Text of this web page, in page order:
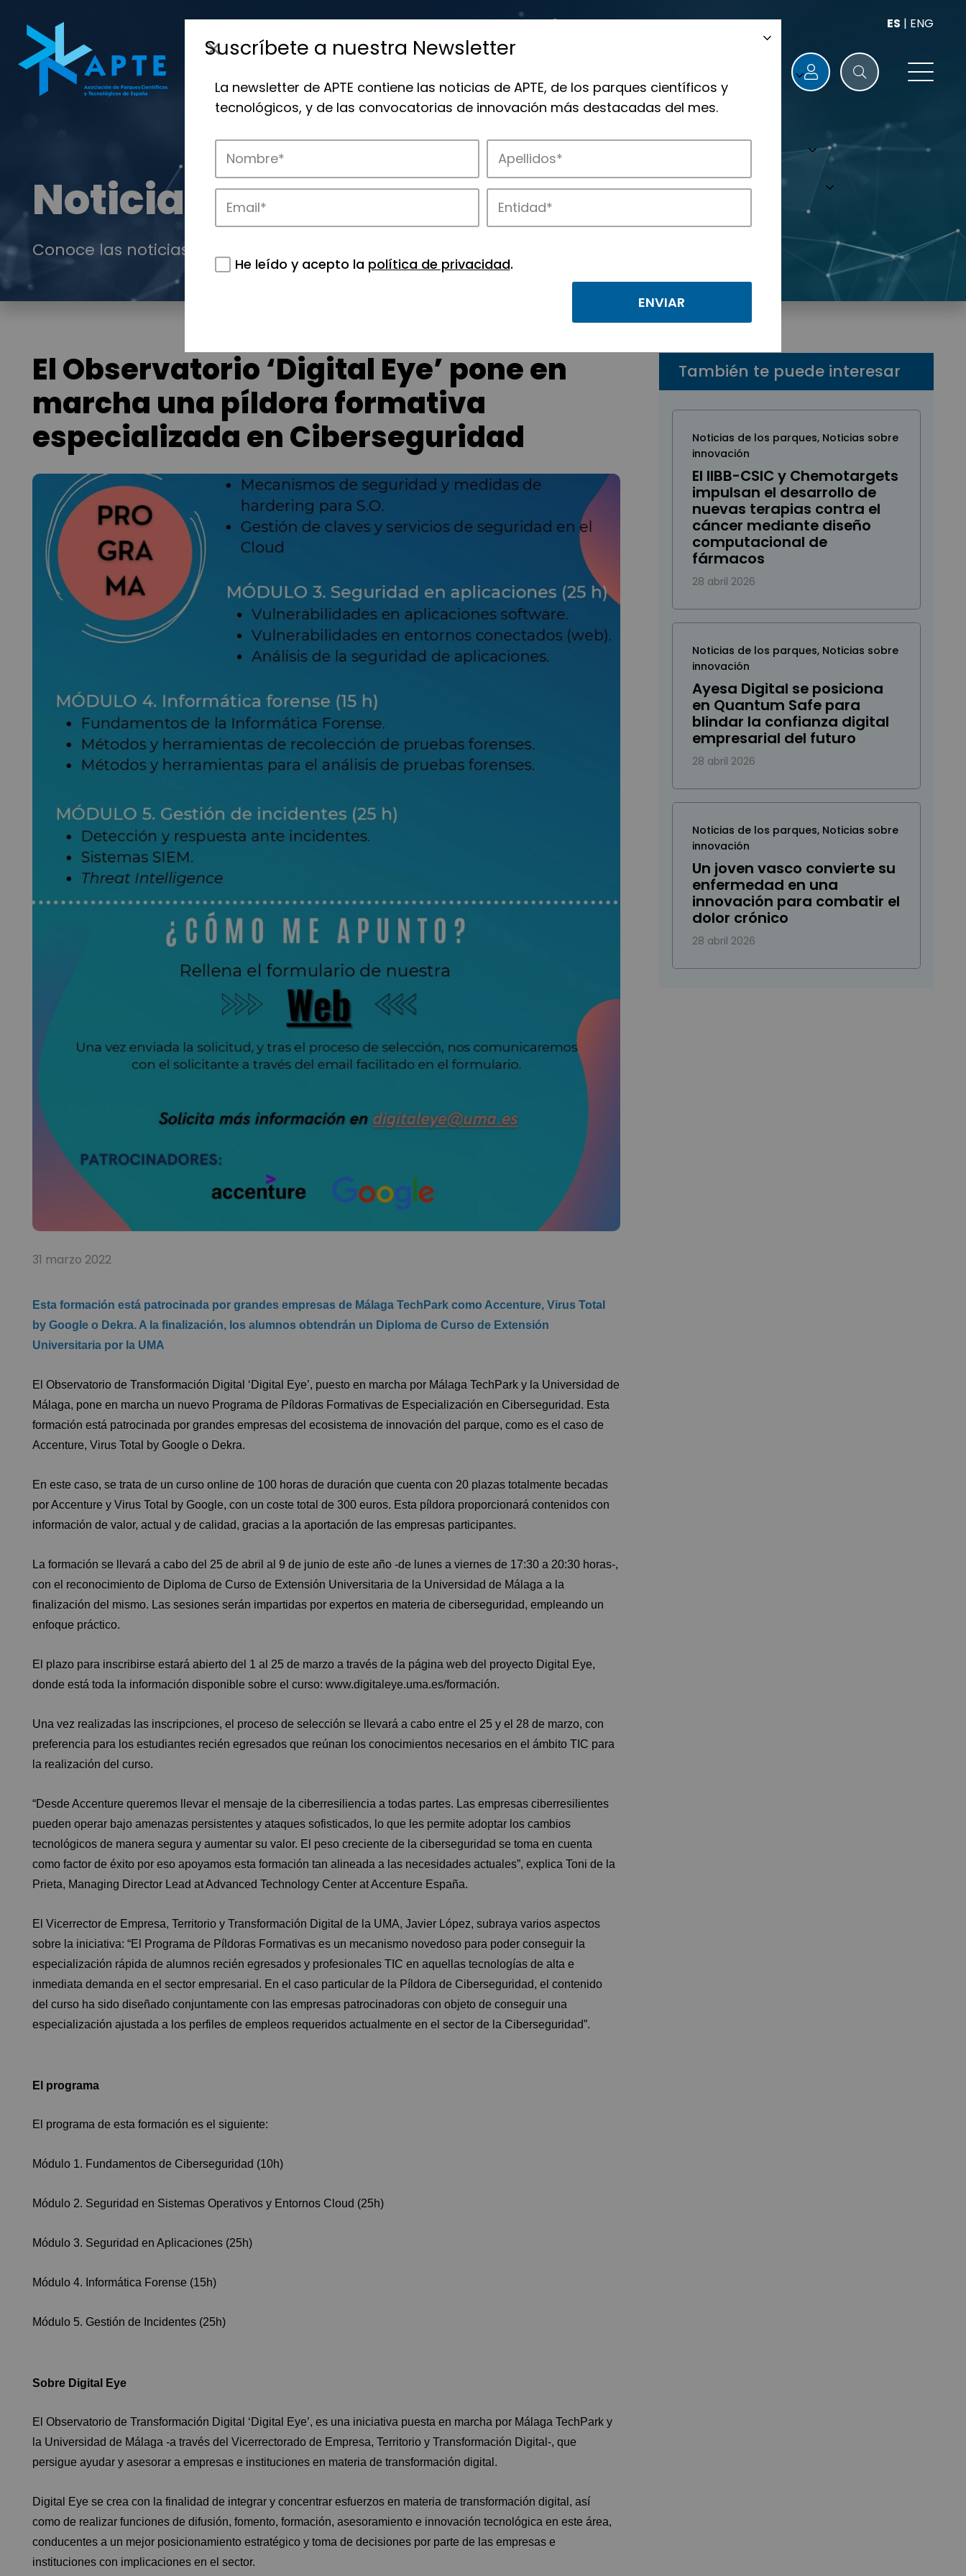
ES | ENG
Noticias
Conoce las noticias más destacadas de APTE y sus parques científicos y tecnológicos.
El Observatorio ‘Digital Eye’ pone en
marcha una píldora formativa
especializada en Ciberseguridad
31 marzo 2022
Esta formación está patrocinada por grandes empresas de Málaga TechPark como Accenture, Virus Total
by Google o Dekra. A la finalización, los alumnos obtendrán un Diploma de Curso de Extensión
Universitaria por la UMA
El Observatorio de Transformación Digital ‘Digital Eye’, puesto en marcha por Málaga TechPark y la Universidad de
Málaga, pone en marcha un nuevo Programa de Píldoras Formativas de Especialización en Ciberseguridad. Esta
formación está patrocinada por grandes empresas del ecosistema de innovación del parque, como es el caso de
Accenture, Virus Total by Google o Dekra.
En este caso, se trata de un curso online de 100 horas de duración que cuenta con 20 plazas totalmente becadas
por Accenture y Virus Total by Google, con un coste total de 300 euros. Esta píldora proporcionará contenidos con
información de valor, actual y de calidad, gracias a la aportación de las empresas participantes.
La formación se llevará a cabo del 25 de abril al 9 de junio de este año -de lunes a viernes de 17:30 a 20:30 horas-,
con el reconocimiento de Diploma de Curso de Extensión Universitaria de la Universidad de Málaga a la
finalización del mismo. Las sesiones serán impartidas por expertos en materia de ciberseguridad, empleando un
enfoque práctico.
El plazo para inscribirse estará abierto del 1 al 25 de marzo a través de la página web del proyecto Digital Eye,
donde está toda la información disponible sobre el curso: www.digitaleye.uma.es/formación.
Una vez realizadas las inscripciones, el proceso de selección se llevará a cabo entre el 25 y el 28 de marzo, con
preferencia para los estudiantes recién egresados que reúnan los conocimientos necesarios en el ámbito TIC para
la realización del curso.
“Desde Accenture queremos llevar el mensaje de la ciberresiliencia a todas partes. Las empresas ciberresilientes
pueden operar bajo amenazas persistentes y ataques sofisticados, lo que les permite adoptar los cambios
tecnológicos de manera segura y aumentar su valor. El peso creciente de la ciberseguridad se toma en cuenta
como factor de éxito por eso apoyamos esta formación tan alineada a las necesidades actuales”, explica Toni de la
Prieta, Managing Director Lead at Advanced Technology Center at Accenture España.
El Vicerrector de Empresa, Territorio y Transformación Digital de la UMA, Javier López, subraya varios aspectos
sobre la iniciativa: “El Programa de Píldoras Formativas es un mecanismo novedoso para poder conseguir la
especialización rápida de alumnos recién egresados y profesionales TIC en aquellas tecnologías de alta e
inmediata demanda en el sector empresarial. En el caso particular de la Píldora de Ciberseguridad, el contenido
del curso ha sido diseñado conjuntamente con las empresas patrocinadoras con objeto de conseguir una
especialización ajustada a los perfiles de empleos requeridos actualmente en el sector de la Ciberseguridad”.
El programa
El programa de esta formación es el siguiente:
Módulo 1. Fundamentos de Ciberseguridad (10h)
Módulo 2. Seguridad en Sistemas Operativos y Entornos Cloud (25h)
Módulo 3. Seguridad en Aplicaciones (25h)
Módulo 4. Informática Forense (15h)
Módulo 5. Gestión de Incidentes (25h)
Sobre Digital Eye
El Observatorio de Transformación Digital ‘Digital Eye’, es una iniciativa puesta en marcha por Málaga TechPark y
la Universidad de Málaga -a través del Vicerrectorado de Empresa, Territorio y Transformación Digital-, que
persigue ayudar y asesorar a empresas e instituciones en materia de transformación digital.
Digital Eye se crea con la finalidad de integrar y concentrar esfuerzos en materia de transformación digital, así
como de realizar funciones de difusión, fomento, formación, asesoramiento e innovación tecnológica en este área,
conducentes a un mejor posicionamiento estratégico y toma de decisiones por parte de las empresas e
instituciones con implicaciones en el sector.
También te puede interesar
Noticias de los parques, Noticias sobre
innovación
El IIBB-CSIC y Chemotargets
impulsan el desarrollo de
nuevas terapias contra el
cáncer mediante diseño
computacional de
fármacos
28 abril 2026
Noticias de los parques, Noticias sobre
innovación
Ayesa Digital se posiciona
en Quantum Safe para
blindar la confianza digital
empresarial del futuro
28 abril 2026
Noticias de los parques, Noticias sobre
innovación
Un joven vasco convierte su
enfermedad en una
innovación para combatir el
dolor crónico
28 abril 2026
Suscríbete a nuestra Newsletter
La newsletter de APTE contiene las noticias de APTE, de los parques científicos y
tecnológicos, y de las convocatorias de innovación más destacadas del mes.
He leído y acepto la política de privacidad.